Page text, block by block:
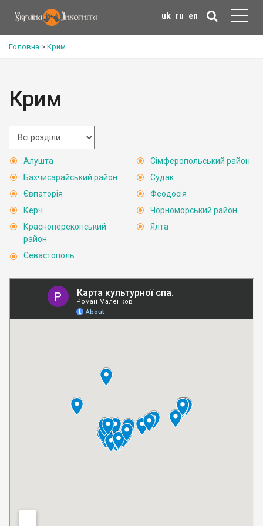
uk ru en
Головна > Крим
Крим
Алушта
Бахчисарайський район
Євпаторія
Керч
Красноперекопський
район
Севастополь
Сімферопольський район
Судак
Феодосія
Чорноморський район
Ялта